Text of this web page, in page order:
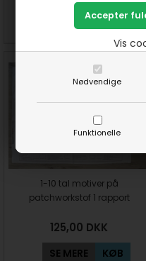
Nødvendige
Funktionelle
Vis
SE MERE
1-10 tal motiver på
patchworkstof 1 rapport
125,00 DKK
SE MERE KØB